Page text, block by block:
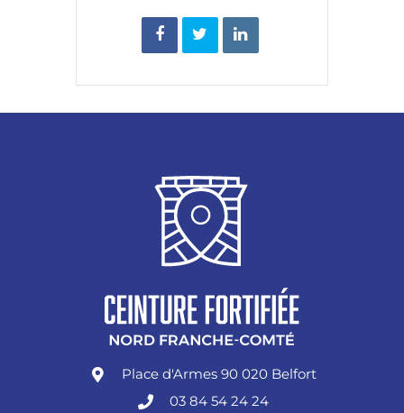
Place d'Armes 90 020 Belfort
03 84 54 24 24